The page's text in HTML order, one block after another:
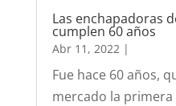
Las enchapadoras
cumplen 60 años
Abr 11, 2022|
Fue hace 60 años,
mercado la